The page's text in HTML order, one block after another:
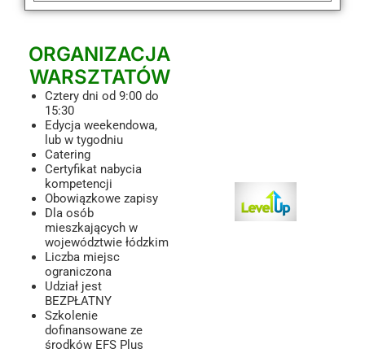
ORGANIZACJA
WARSZTATÓW
Cztery dni od 9:00 do
15:30
Edycja weekendowa,
lub w tygodniu
Catering
Certyfikat nabycia
kompetencji
Obowiązkowe zapisy
Dla osób
mieszkających w
województwie łódzkim
Liczba miejsc
ograniczona
Udział jest
BEZPŁATNY
Szkolenie
dofinansowane ze
środków EFS Plus